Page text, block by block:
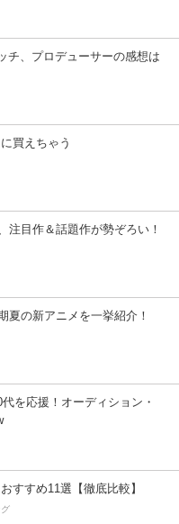
チ、プロデューサーの感想は
買えちゃう
注目作＆話題作が勢ぞろい！
夏の新アニメを一挙紹介！
を応援！オーディション・
すすめ11選【徹底比較】